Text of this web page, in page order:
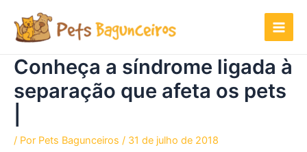
para
conteúdo
Conheça a síndrome ligada à
separação que afeta os pets
/ Por Pets Bagunceiros / 31 de julho de 2018